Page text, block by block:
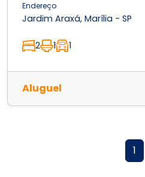
Endereço
Jardim Araxá, Marília - SP
2 1 1
Aluguel
1